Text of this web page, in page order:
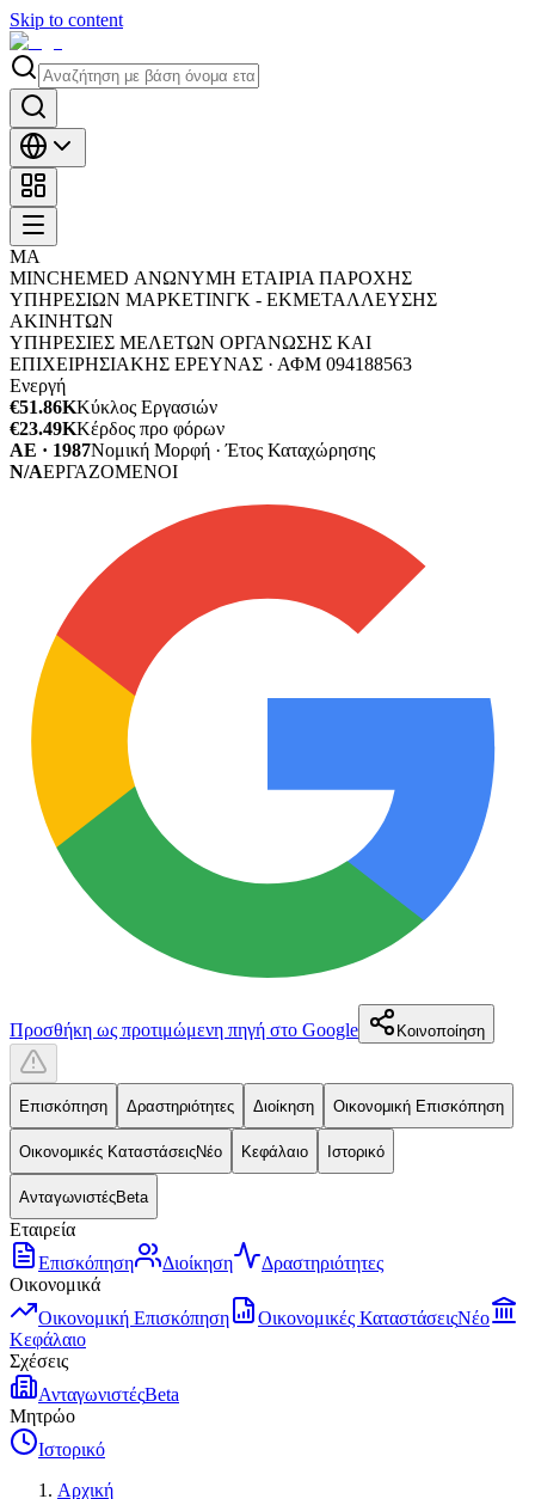
Skip to content
MΑ
MINCHEMED ΑΝΩΝΥΜΗ ΕΤΑΙΡΙΑ ΠΑΡΟΧΗΣ
ΥΠΗΡΕΣΙΩΝ ΜΑΡΚΕΤΙΝΓΚ - ΕΚΜΕΤΑΛΛΕΥΣΗΣ
ΑΚΙΝΗΤΩΝ
ΥΠΗΡΕΣΙΕΣ ΜΕΛΕΤΩΝ ΟΡΓΑΝΩΣΗΣ ΚΑΙ
ΕΠΙΧΕΙΡΗΣΙΑΚΗΣ ΕΡΕΥΝΑΣ · ΑΦΜ 094188563
Ενεργή
€51.86KΚύκλος Εργασιών
€23.49KΚέρδος προ φόρων
ΑΕ · 1987Νομική Μορφή · Έτος Καταχώρησης
N/AΕΡΓΑΖΟΜΕΝΟΙ
Προσθήκη ως προτιμώμενη πηγή στο Google Κοινοποίηση
Επισκόπηση Δραστηριότητες Διοίκηση Οικονομική Επισκόπηση
Οικονομικές ΚαταστάσειςΝέο Κεφάλαιο Ιστορικό
ΑνταγωνιστέςBeta
Εταιρεία
Επισκόπηση
Διοίκηση
Δραστηριότητες
Οικονομικά
Οικονομική Επισκόπηση
Οικονομικές ΚαταστάσειςΝέο
Κεφάλαιο
Σχέσεις
ΑνταγωνιστέςBeta
Μητρώο
Ιστορικό
Αρχική